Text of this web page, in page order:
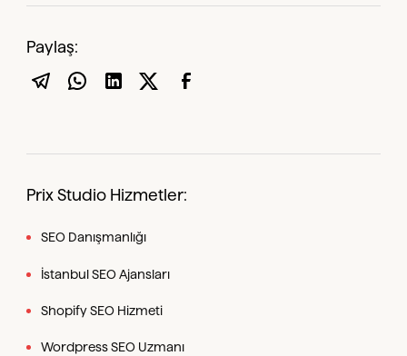
Paylaş:
Prix Studio Hizmetler:
SEO Danışmanlığı
İstanbul SEO Ajansları
Shopify SEO Hizmeti
Wordpress SEO Uzmanı